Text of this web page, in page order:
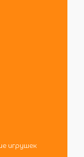
игрушек